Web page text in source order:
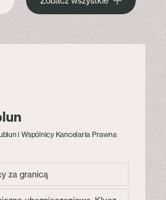
i Wspólnicy Kancelaria Prawna
za granicą